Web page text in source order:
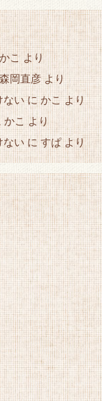
かこ より
森岡直彦より
ないにかこより
かこ より
ない に すぱ より